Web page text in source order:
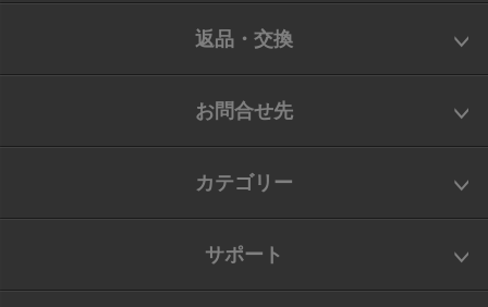
返品・交換
お問合せ先
カテゴリー
サポート